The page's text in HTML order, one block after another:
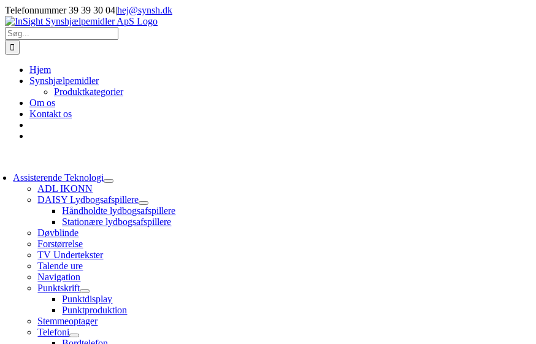
Skip
to
content
Telefonnummer 39 39 30 04|hej@synsh.dk
Søg
efter:
Hjem
Synshjælpemidler
Produktkategorier
Om os
Kontakt os
Assisterende Teknologi
ADL IKONN
DAISY Lydbogsafspillere
Håndholdte lydbogsafspillere
Stationære lydbogsafspillere
Døvblinde
Forstørrelse
TV Undertekster
Talende ure
Navigation
Punktskrift
Punktdisplay
Punktproduktion
Stemmeoptager
Telefoni